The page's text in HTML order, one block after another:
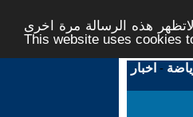
هذه الرسالة مرة اخرى -
This website uses cookies
- اخبار